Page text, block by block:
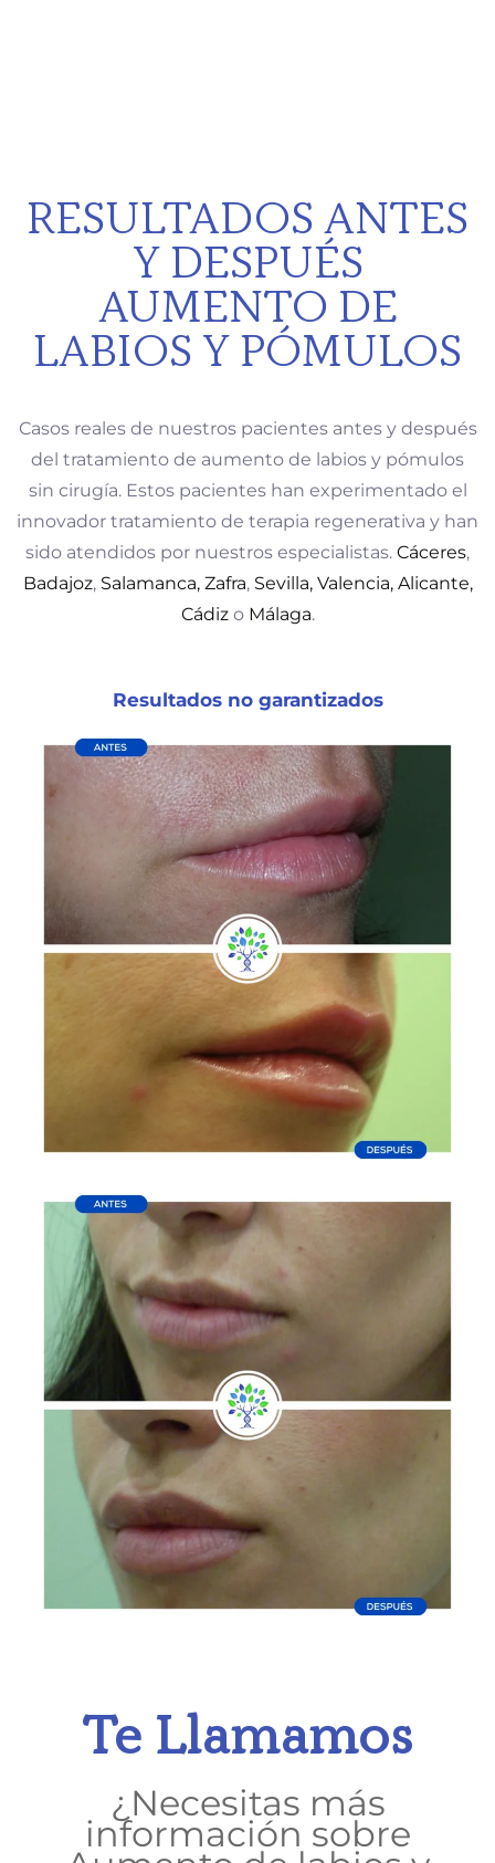
RESULTADOS ANTES
Y DESPUÉS
AUMENTO DE
LABIOS Y PÓMULOS
Casos reales de nuestros pacientes antes y después
del tratamiento de aumento de labios y pómulos
sin cirugía. Estos pacientes han experimentado el
innovador tratamiento de terapia regenerativa y han
sido atendidos por nuestros especialistas. Cáceres,
Badajoz, Salamanca, Zafra, Sevilla, Valencia, Alicante,
Cádizo Málaga.
Resultados no garantizados
Te Llamamos
¿Necesitas más
información sobre